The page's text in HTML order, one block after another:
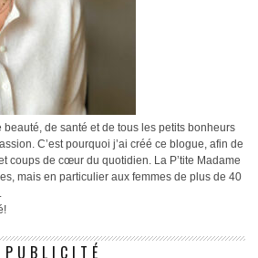
beauté, de santé et de tous les petits bonheurs
C’est pourquoi j’ai créé ce blogue, afin de
coups de cœur du quotidien. La P’tite Madame
mais en particulier aux femmes de plus de 40
PUBLICITÉ